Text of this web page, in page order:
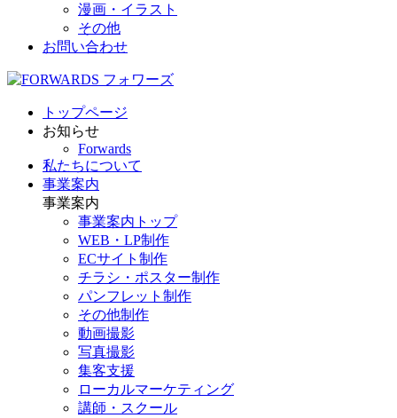
漫画・イラスト
その他
お問い合わせ
トップページ
お知らせ
Forwards
私たちについて
事業案内
事業案内
事業案内トップ
WEB・LP制作
ECサイト制作
チラシ・ポスター制作
パンフレット制作
その他制作
動画撮影
写真撮影
集客支援
ローカルマーケティング
講師・スクール